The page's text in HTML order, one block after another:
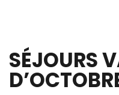
SÉJOURS